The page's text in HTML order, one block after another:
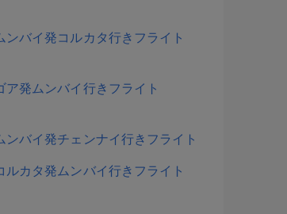
ンバイ発コルカタ行きフライト
ア発ムンバイ行きフライト
ンバイ発チェンナイ行きフライト
ルカタ発ムンバイ行きフライト